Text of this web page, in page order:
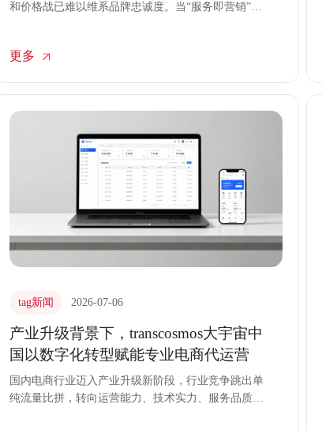
和价格战已难以维系品牌忠诚度。当“服务即营销”成
逻辑——用户体验。依托集团在全球范围内积累的深
国正在重新定义电商代运营的服务标准，将成熟的客
户服务流程转化为品牌增长的核心动能。
更多
tag新闻 2026-07-06
产业升级背景下，transcosmos大宇宙中
国以数字化转型赋能专业电商代运营
国内电商行业迈入产业升级新阶段，行业竞争跳出单
纯流量比拼，转向运营能力、技术实力、服务品质的